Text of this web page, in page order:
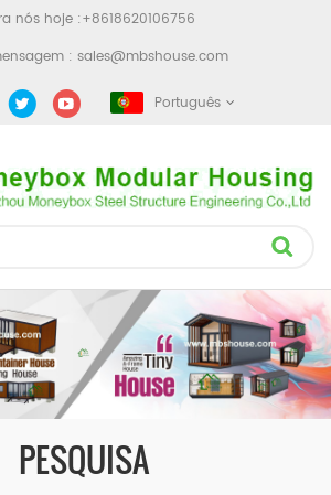
nós hoje :+8618620106756
: sales@mbshouse.com
Português
PESQUISA